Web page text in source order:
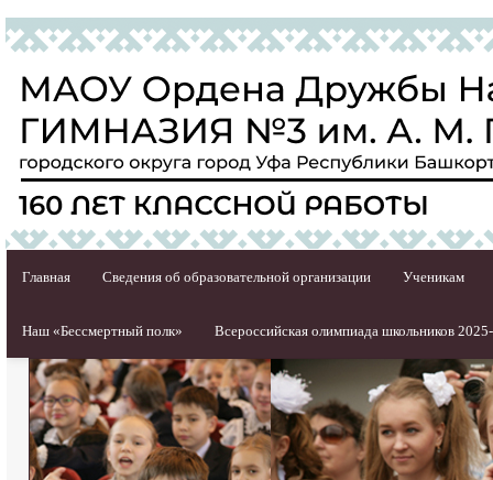
Главная Сведения об образовательной организации Ученикам
Наш «Бессмертный полк» Всероссийская олимпиада школьников